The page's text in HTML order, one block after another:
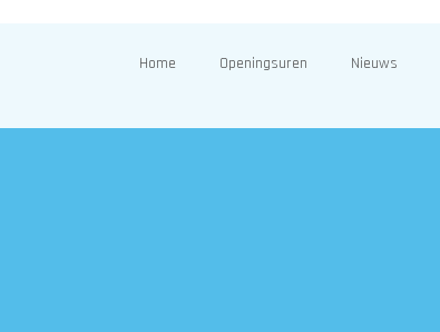
Home Openingsuren Nieuws